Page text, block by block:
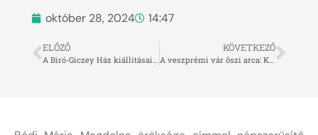
október 28, 2024 14:47
ELŐZŐ
A Biró-Giczey Ház kiállításai: A múlt nyomában Veszprém szívében
KÖVETKEZŐ
A veszprémi vár őszi arca: Kalandok, történelem és vendégszeretet